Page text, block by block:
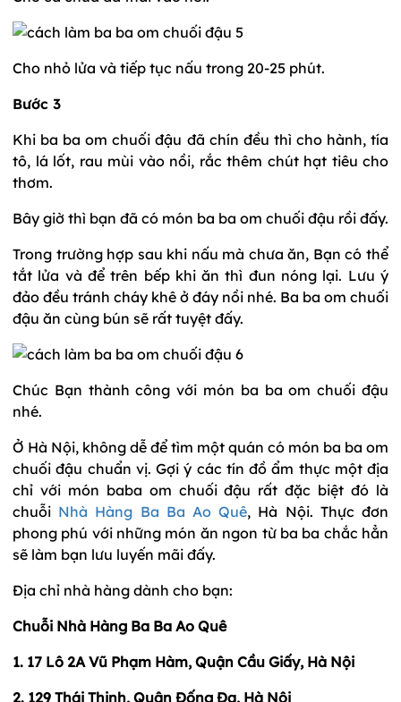
Cho nhỏ lửa và tiếp tục nấu trong 20-25 phút.
Bước 3
Khi ba ba om chuối đậu đã chín đều thì cho hành, tía
tô, lá lốt, rau mùi vào nồi, rắc thêm chút hạt tiêu cho
thơm.
Bây giờ thì bạn đã có món ba ba om chuối đậu rồi đấy.
Trong trường hợp sau khi nấu mà chưa ăn, Bạn có thể
tắt lửa và để trên bếp khi ăn thì đun nóng lại. Lưu ý
đảo đều tránh cháy khê ở đáy nồi nhé. Ba ba om chuối
đậu ăn cùng bún sẽ rất tuyệt đấy.
Chúc Bạn thành công với món ba ba om chuối đậu
nhé.
Ở Hà Nội, không dễ để tìm một quán có món ba ba om
chuối đậu chuẩn vị. Gợi ý các tín đồ ẩm thực một địa
chỉ với món baba om chuối đậu rất đặc biệt đó là
chuỗi Nhà Hàng Ba Ba Ao Quê, Hà Nội. Thực đơn
phong phú với những món ăn ngon từ ba ba chắc hẳn
sẽ làm bạn lưu luyến mãi đấy.
Địa chỉ nhà hàng dành cho bạn:
Chuỗi Nhà Hàng Ba Ba Ao Quê
1. 17 Lô 2A Vũ Phạm Hàm, Quận Cầu Giấy, Hà Nội
2. 129 Thái Thịnh, Quận Đống Đa, Hà Nội